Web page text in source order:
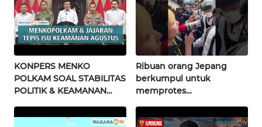
KONPERS MENKO
POLKAM SOAL STABILITAS
POLITIK & KEAMANAN
Terkini
Ribuan orang Jepang
berkumpul untuk
memprotes
pertama di Fujisawa
SIBER
REDAKSI
KARIR